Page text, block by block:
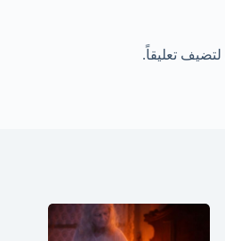
لتضيف تعليقاً.